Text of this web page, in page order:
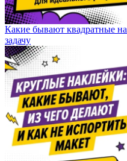
Какие бывают квадратные
задачу